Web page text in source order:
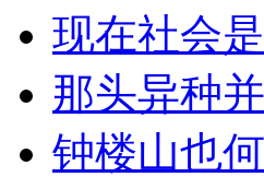
现在社会
那头异种
钟楼山也